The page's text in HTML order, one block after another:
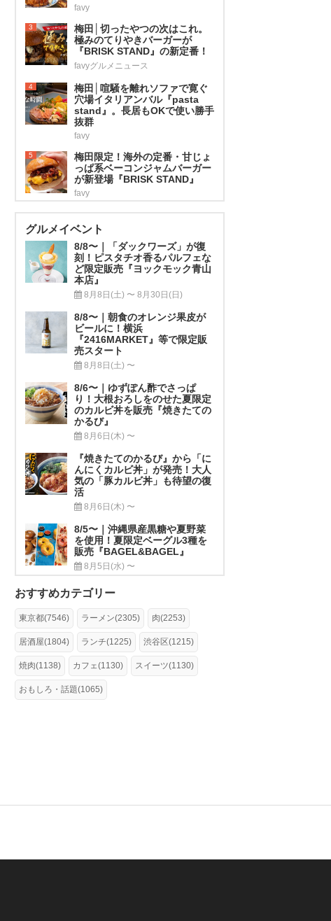
favy
3
梅田│切ったやつの次はこれ。
極みのてりやきバーガーが
『BRISK STAND』の新定番！
favyグルメニュース
4
梅田│喧騒を離れソファで寛ぐ
穴場イタリアンバル『pasta
stand』。長居もOKで使い勝手
抜群
favy
5
梅田限定！海外の定番・甘じょ
っぱ系ベーコンジャムバーガー
が新登場『BRISK STAND』
favy
グルメイベント
8/8〜｜「ダックワーズ」が復
刻！ピスタチオ香るパルフェな
ど限定販売『ヨックモック青山
本店』
8月8日(土) 〜 8月30日(日)
8/8〜｜朝食のオレンジ果皮が
ビールに！横浜
『2416MARKET』等で限定販
売スタート
8月8日(土) 〜
8/6〜｜ゆずぽん酢でさっぱ
り！大根おろしをのせた夏限定
のカルビ丼を販売『焼きたての
かるび』
8月6日(木) 〜
『焼きたてのかるび』から「に
んにくカルビ丼」が発売！大人
気の「豚カルビ丼」も待望の復
活
8月6日(木) 〜
8/5〜｜沖縄県産黒糖や夏野菜
を使用！夏限定ベーグル3種を
販売『BAGEL&BAGEL』
8月5日(水) 〜
おすすめカテゴリー
東京都(7546) ラーメン(2305) 肉(2253)
居酒屋(1804) ランチ(1225) 渋谷区(1215)
焼肉(1138) カフェ(1130) スイーツ(1130)
おもしろ・話題(1065)